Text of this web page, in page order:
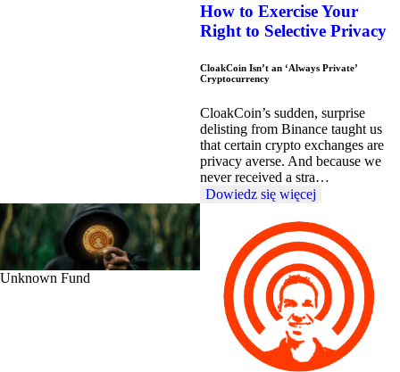
How to Exercise Your
Right to Selective Privacy
CloakCoin Isn’t an ‘Always Private’
Cryptocurrency
CloakCoin’s sudden, surprise
delisting from Binance taught us
that certain crypto exchanges are
privacy averse. And because we
never received a stra…
Dowiedz się więcej
Unknown Fund